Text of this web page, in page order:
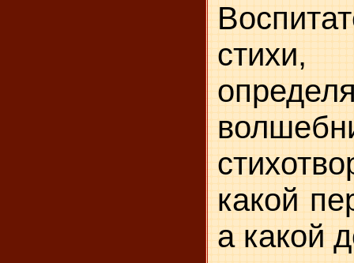
какой
а какой